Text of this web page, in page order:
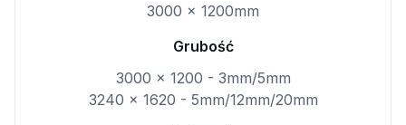
3000 x 1200mm
Grubość
3000 x 1200 - 3mm/5mm
3240 x 1620 - 5mm/12mm/20mm